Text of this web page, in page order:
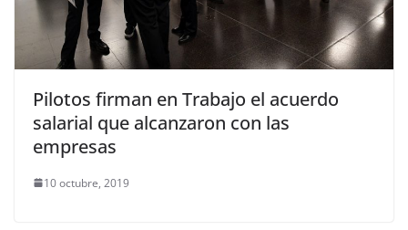
Pilotos firman en Trabajo el acuerdo
salarial que alcanzaron con las
empresas
10 octubre, 2019